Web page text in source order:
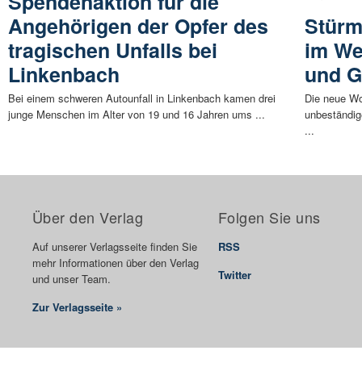
Angehörigen der Opfer des
tragischen Unfalls bei
Linkenbach
Bei einem schweren Autounfall in Linkenbach kamen drei
junge Menschen im Alter von 19 und 16 Jahren ums ...
im
und
Die neue
...
Über den Verlag
Auf unserer Verlagsseite finden Sie
mehr Informationen über den Verlag
und unser Team.
Zur Verlagsseite »
Folgen Sie uns
RSS
Twitter